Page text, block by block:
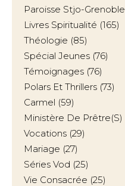
Paroisse Stjo-Grenoble
Livres Spiritualité (165)
Théologie (85)
Spécial Jeunes (76)
Témoignages (76)
Polars Et Thrillers (73)
Carmel (59)
Ministère De Prêtre(s)
Vocations (29)
Mariage (27)
Séries Vod (25)
Vie Consacrée (25)